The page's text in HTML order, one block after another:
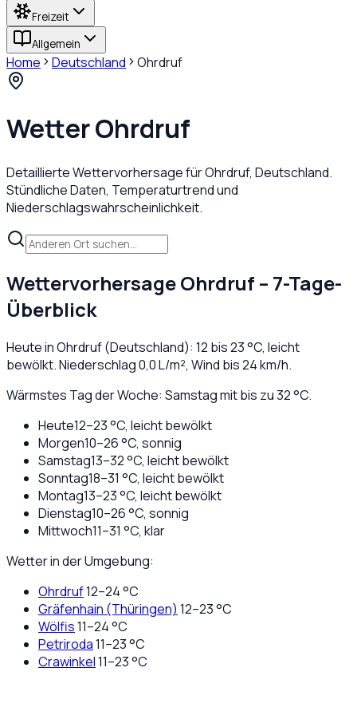
Freizeit
Allgemein
Home Deutschland Ohrdruf
WetterOhrdruf
Detaillierte Wettervorhersage fürOhrdruf, Deutschland.
Stündliche Daten, Temperaturtrend und
Niederschlagswahrscheinlichkeit.
WettervorhersageOhrdruf – 7-Tage-
Überblick
Heute inOhrdruf(Deutschland): 12 bis23°C, leicht
bewölkt. Niederschlag0,0L/m², Wind bis24km/h.
Wärmstes Tag der Woche: Samstag mit bis zu 32 °C.
Heute12–23°C, leicht bewölkt
Morgen10–26°C, sonnig
Samstag13–32°C, leicht bewölkt
Sonntag18–31 °C, leicht bewölkt
Montag13–23°C, leicht bewölkt
Dienstag10–26°C, sonnig
Mittwoch11–31 °C, klar
Wetter in der Umgebung:
Ohrdruf12–24°C
Gräfenhain (Thüringen) 12–23°C
Wölfis11–24°C
Petriroda11–23°C
Crawinkel11–23°C